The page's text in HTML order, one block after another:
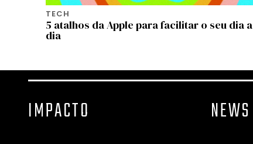
TECH
5 atalhos da Apple para facilitar o seu dia a
dia
IMPACTO NEWS